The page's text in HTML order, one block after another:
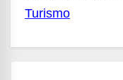
Turismo